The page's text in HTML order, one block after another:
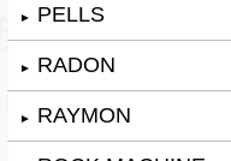
► PELLS
► RADON
► RAYMON